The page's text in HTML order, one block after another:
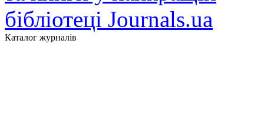
Каталог журналів